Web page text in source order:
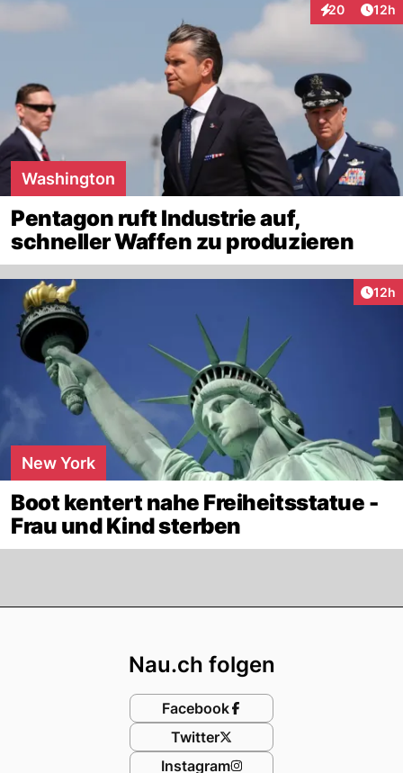
20
Interaktionen
12h
Washington
Pentagon ruft Industrie auf,
schneller Waffen zu produzieren
12h
New York
Boot kentert nahe Freiheitsstatue -
Frau und Kind sterben
Nau.ch folgen
Facebook
Twitter
Instagram